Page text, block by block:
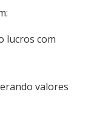
lucros com
valores